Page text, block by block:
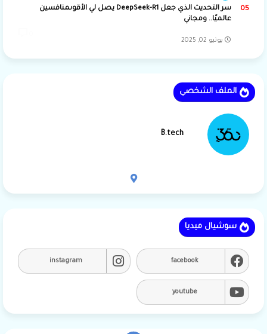
سر التحديث الذي جعل DeepSeek-R1 يصل لي الأقوىمنافسين
عالميًا.. ومجاني
يونيو 02, 2025
الملف الشخصي
B.tech
سوشيال ميديا
facebook
instagram
youtube